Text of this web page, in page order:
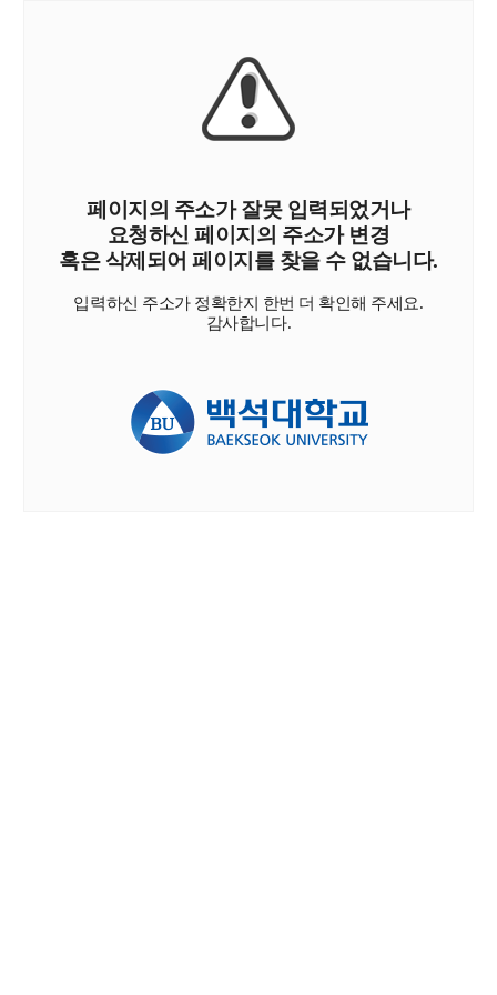
페이지의 주소가 잘못 입력되었거나
요청하신 페이지의 주소가 변경
혹은 삭제되어 페이지를 찾을 수 없습니다.
입력하신 주소가 정확한지 한번 더 확인해 주세요.
감사합니다.